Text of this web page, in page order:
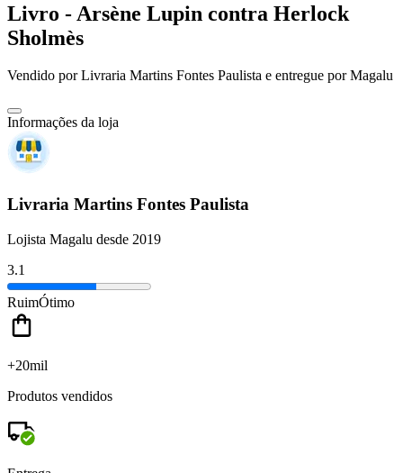
Livro - Arsène Lupin contra Herlock
Sholmès
Vendido porLivraria Martins Fontes Paulista e entregue por Magalu
Informações da loja
Livraria Martins Fontes Paulista
Lojista Magalu desde 2019
3.1
RuimÓtimo
+20mil
Produtos vendidos